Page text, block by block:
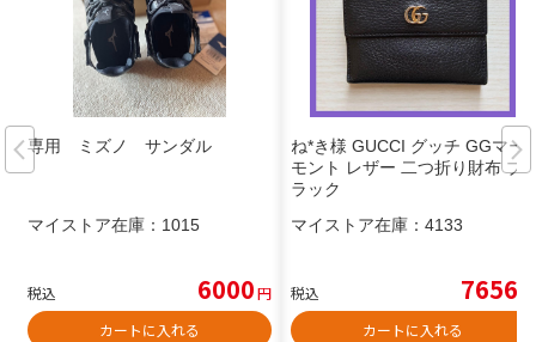
専用 ミズノ サンダル
マイストア在庫： 1015
税込 6000円
カートに入れる
ね*き様 GUCCI グッチ GGマー
モント レザー 二つ折り財布 ブ
ラック
マイストア在庫： 4133
税込 7656
カートに入れる